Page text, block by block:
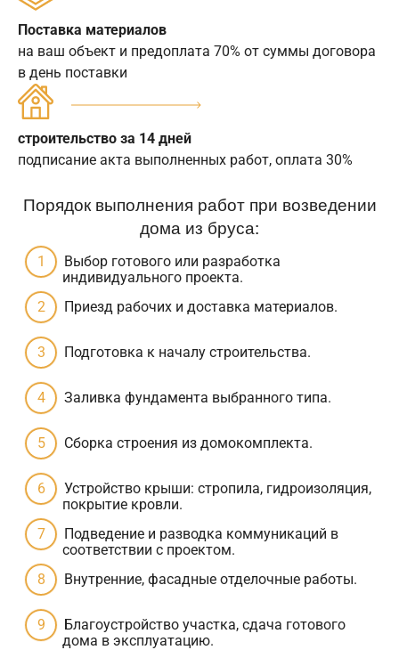
Поставка материалов
на ваш объект и предоплата 70% от суммы договора
в день поставки
строительство за 14 дней
подписание акта выполненных работ, оплата 30%
Порядок выполнения работ при возведении
дома из бруса:
Выбор готового или разработка
индивидуального проекта.
Приезд рабочих и доставка материалов.
Подготовка к началу строительства.
Заливка фундамента выбранного типа.
Сборка строения из домокомплекта.
Устройство крыши: стропила, гидроизоляция,
покрытие кровли.
Подведение и разводка коммуникаций в
соответствии с проектом.
Внутренние, фасадные отделочные работы.
Благоустройство участка, сдача готового
дома в эксплуатацию.